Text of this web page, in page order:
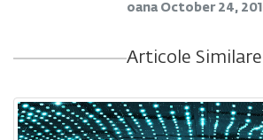
oana October 24,
Articole Similare